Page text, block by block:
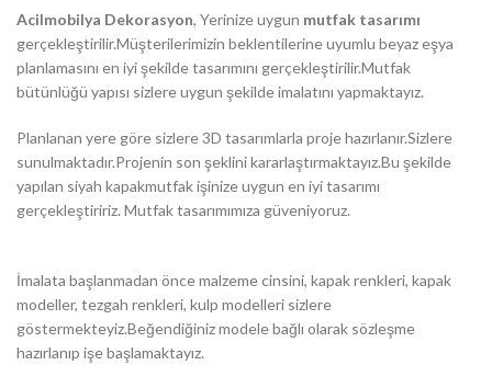
Acilmobilya Dekorasyon, Yerinize uygun mutfak tasarımı
gerçekleştirilir.Müşterilerimizin beklentilerine uyumlu beyaz eşya
planlamasını en iyi şekilde tasarımını gerçekleştirilir.Mutfak
bütünlüğü yapısı sizlere uygun şekilde imalatını yapmaktayız.
Planlanan yere göre sizlere 3D tasarımlarla proje hazırlanır.Sizlere
sunulmaktadır.Projenin son şeklini kararlaştırmaktayız.Bu şekilde
yapılan siyah kapakmutfak işinize uygun en iyi tasarımı
gerçekleştiririz. Mutfak tasarımımıza güveniyoruz.
İmalata başlanmadan önce malzeme cinsini, kapak renkleri, kapak
modeller, tezgah renkleri, kulp modelleri sizlere
göstermekteyiz.Beğendiğiniz modele bağlı olarak sözleşme
hazırlanıp işe başlamaktayız.